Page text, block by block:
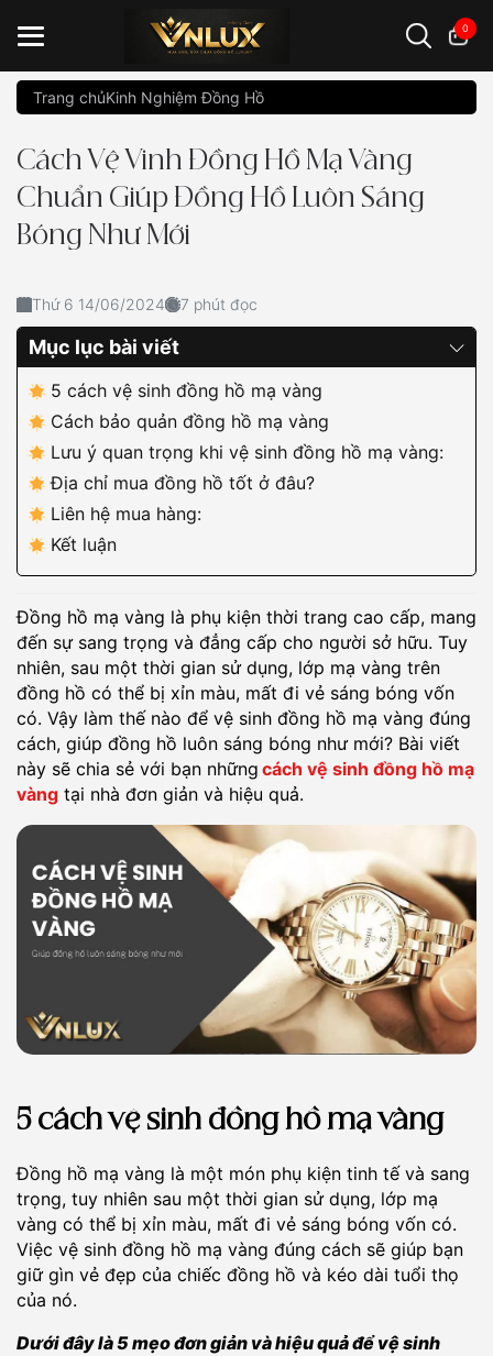
0
Đồng hồ casio đồng hồ G-Shock đồng hồ Orient ...
Trang chủKinh Nghiệm Đồng Hồ
Cách Vệ Vinh Đồng Hồ Mạ Vàng
Chuẩn Giúp Đồng Hồ Luôn Sáng
Bóng Như Mới
Thứ 6 14/06/2024 7 phút đọc
Mục lục bài viết
5 cách vệ sinh đồng hồ mạ vàng
Cách bảo quản đồng hồ mạ vàng
Lưu ý quan trọng khi vệ sinh đồng hồ mạ vàng:
Địa chỉ mua đồng hồ tốt ở đâu?
Liên hệ mua hàng:
Kết luận
Đồng hồ mạ vàng là phụ kiện thời trang cao cấp, mang
đến sự sang trọng và đẳng cấp cho người sở hữu. Tuy
nhiên, sau một thời gian sử dụng, lớp mạ vàng trên
đồng hồ có thể bị xỉn màu, mất đi vẻ sáng bóng vốn
có. Vậy làm thế nào để vệ sinh đồng hồ mạ vàng đúng
cách, giúp đồng hồ luôn sáng bóng như mới? Bài viết
này sẽ chia sẻ với bạn những cách vệ sinh đồng hồ mạ
vàng tại nhà đơn giản và hiệu quả.
5 cách vệ sinh đồng hồ mạ vàng
Đồng hồ mạ vàng là một món phụ kiện tinh tế và sang
trọng, tuy nhiên sau một thời gian sử dụng, lớp mạ
vàng có thể bị xỉn màu, mất đi vẻ sáng bóng vốn có.
Việc vệ sinh đồng hồ mạ vàng đúng cách sẽ giúp bạn
giữ gìn vẻ đẹp của chiếc đồng hồ và kéo dài tuổi thọ
của nó.
Dưới đây là 5 mẹo đơn giản và hiệu quả để vệ sinh